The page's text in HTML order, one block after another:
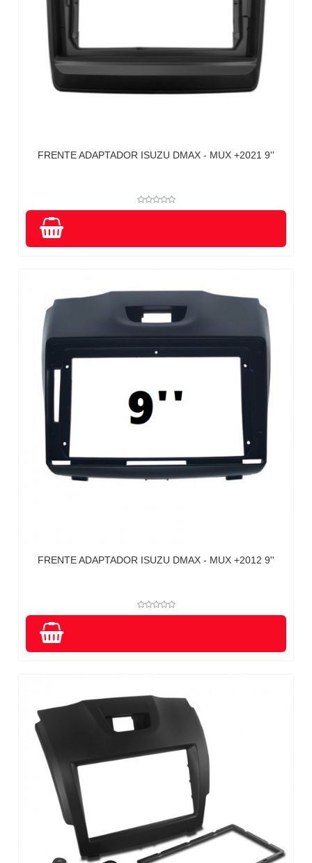
FRENTE ADAPTADOR ISUZU DMAX - MUX +2021 9''
FRENTE ADAPTADOR ISUZU DMAX - MUX +2012 9''